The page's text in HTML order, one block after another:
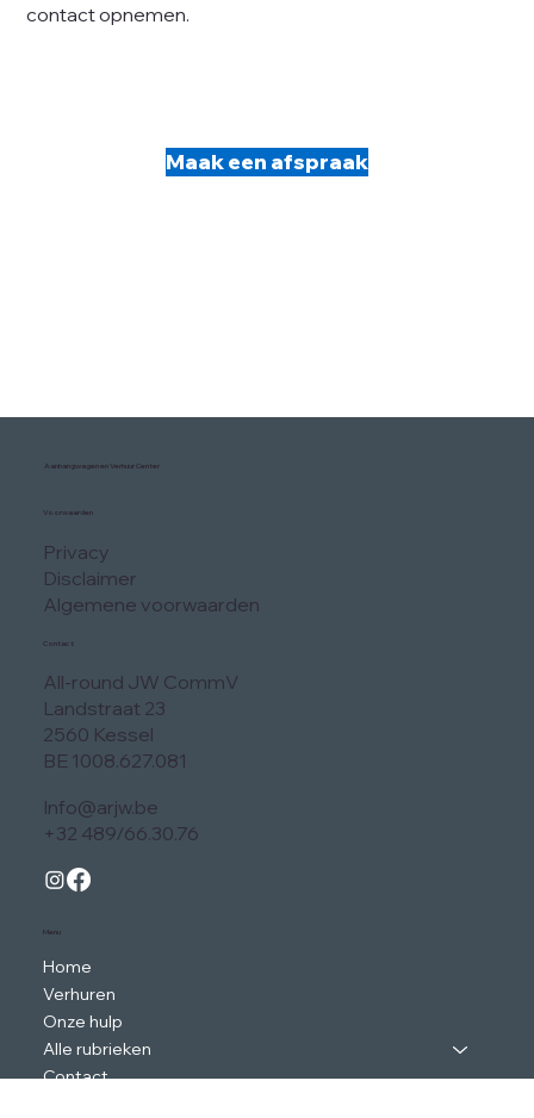
contact opnemen.
Maak een afspraak
Aanhangwagen en Verhuur Center
Voorwaarden
Privacy
Disclaimer
Algemene voorwaarden
Contact
All-round JW CommV
Landstraat 23
2560 Kessel
BE 1008.627.081
Info@arjw.be
+32 489/66.30.76
Menu
Home
Verhuren
Onze hulp
Alle rubrieken
Contact